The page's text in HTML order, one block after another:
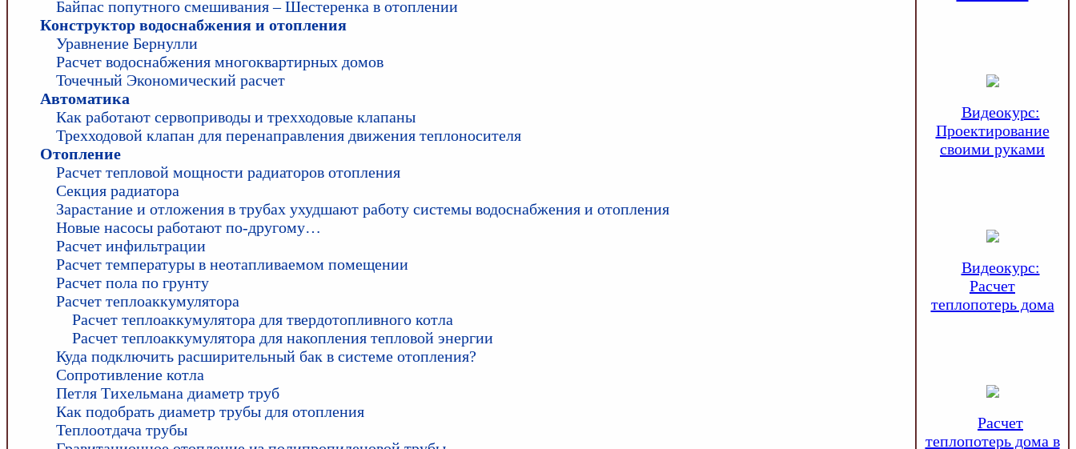
Байпас попутного смешивания – Шестеренка в отоплении
Конструктор водоснабжения и отопления
Уравнение Бернулли
Расчет водоснабжения многоквартирных домов
Точечный Экономический расчет
Автоматика
Как работают сервоприводы и трехходовые клапаны
Трехходовой клапан для перенаправления движения теплоносителя
Отопление
Расчет тепловой мощности радиаторов отопления
Секция радиатора
Зарастание и отложения в трубах ухудшают работу системы водоснабжения и отопления
Новые насосы работают по-другому…
Расчет инфильтрации
Расчет температуры в неотапливаемом помещении
Расчет пола по грунту
Расчет теплоаккумулятора
Расчет теплоаккумулятора для твердотопливного котла
Расчет теплоаккумулятора для накопления тепловой энергии
Куда подключить расширительный бак в системе отопления?
Сопротивление котла
Петля Тихельмана диаметр труб
Как подобрать диаметр трубы для отопления
Теплоотдача трубы
Видеокурс:
Проектирование
своими руками
Видеокурс:
Расчет
теплопотерь дома
Расчет
теплопотерь дома в